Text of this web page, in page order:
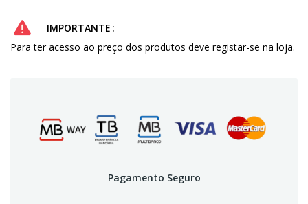
IMPORTANTE
Para ter acesso ao preço dos produtos deve registar-se na loja.
Pagamento Seguro